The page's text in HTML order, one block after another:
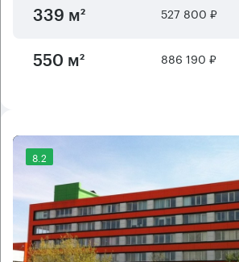
339 м² 527 800 ₽
550 м² 886 190 ₽
8.2